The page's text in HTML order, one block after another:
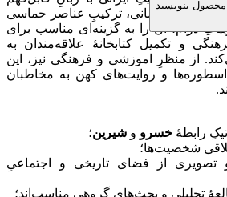
مفاهیمِ انسانی، ترکیبِ عناصر حماسی
درام، ان را به گزینه‌ای مناسب برای
و تکمیل کتابخانهٔ علاقه‌مندان به
از منظرِ اموزشی و فرهنگی نیز، این
و روایت‌های کهن به مخاطبان
رابطهٔ خسرو و شیرین؛
شخصیت‌ها؛
تصویری از فضای تاریخی و اجتماعیِ
تحلیلی و بحث‌های گروهی مناسب‌اند؛
محصول بنویسید